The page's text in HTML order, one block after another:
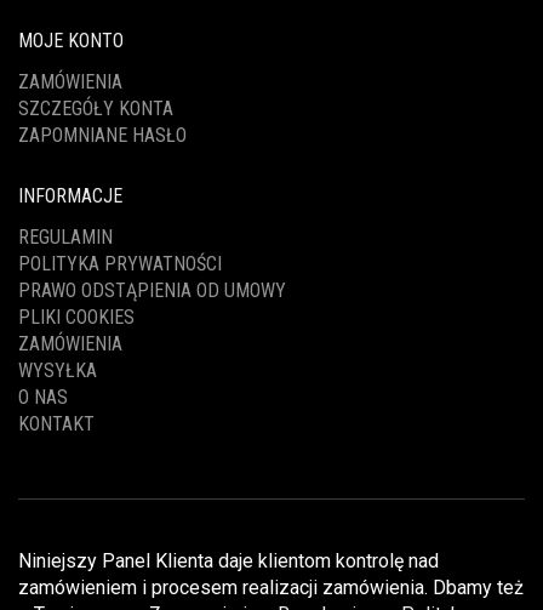
MOJE KONTO
ZAMÓWIENIA
SZCZEGÓŁY KONTA
ZAPOMNIANE HASŁO
INFORMACJE
REGULAMIN
POLITYKA PRYWATNOŚCI
PRAWO ODSTĄPIENIA OD UMOWY
PLIKI COOKIES
ZAMÓWIENIA
WYSYŁKA
O NAS
KONTAKT
Niniejszy Panel Klienta daje klientom kontrolę nad
zamówieniem i procesem realizacji zamówienia. Dbamy też